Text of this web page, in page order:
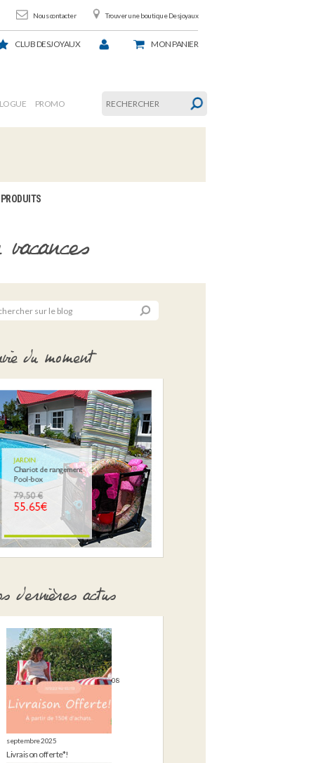
Nous contacter Trouver une boutique Desjoyaux
CLUB DESJOYAUX MONPANIER
PROMO
PRODUITS
du moment
dernières actus
08
septembre 2025
Livraison offerte*!